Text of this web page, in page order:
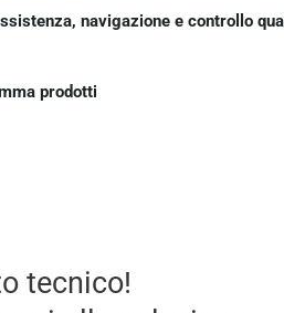
navigazione e controllo
prodotti
tecnico!